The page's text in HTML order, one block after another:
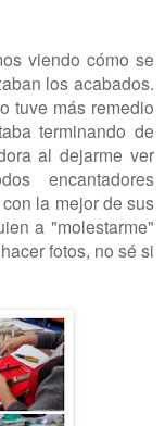
viendo cómo se
los acabados.
tuve más remedio
terminando de
al dejarme ver
encantadores
la mejor de sus
a "molestarme"
fotos, no sé si